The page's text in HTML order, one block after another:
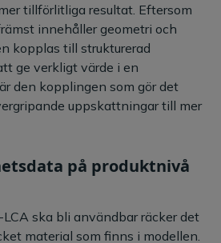
tillförlitliga resultat. Eftersom
innehåller geometri och
kopplas till strukturerad
ge verkligt värde i en
den kopplingen som gör det
uppskattningar till mer
på produktnivå
ska bli användbar räcker det
material som finns i modellen.